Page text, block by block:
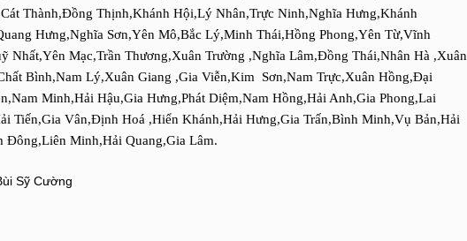
Thành,Đồng Thịnh,Khánh Hội,Lý Nhân,Trực Ninh,Nghĩa Hưng,Khánh
Hưng,Nghĩa Sơn,Yên Mô,Bắc Lý,Minh Thái,Hồng Phong,Yên Từ,Vĩnh
Nhất,Yên Mạc,Trần Thương,Xuân Trường ,Nghĩa Lâm,Đồng Thái,Nhân Hà ,Xuân
Bình,Nam Lý,Xuân Giang ,Gia Viễn,Kim Sơn,Nam Trực,Xuân Hồng,Đại
Minh,Hải Hậu,Gia Hưng,Phát Diệm,Nam Hồng,Hải Anh,Gia Phong,Lai
Tiến,Gia Vân,Định Hoá ,Hiển Khánh,Hải Hưng,Gia Trấn,Bình Minh,Vụ Bản,Hải
Đông,Liên Minh,Hải Quang,Gia Lâm.
Sỹ Cường